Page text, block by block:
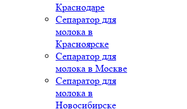
Краснодаре
Сепаратор для
молока в
Красноярске
Сепаратор для
молока в Москве
Сепаратор для
молока в
Новосибирске